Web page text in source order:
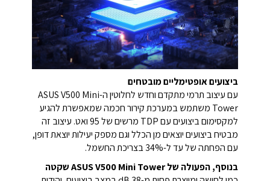
ביצועים אופטימליים מובטחים
עם עיצוב תרמי מתקדם וחדש לחלוטין ה-ASUS V500 Mini
Tower משתמש במערכת קירור חכמה שמאפשרת להגיע
למקסימום ביצועים עם TDP מרשים של 95 ואט. עיצוב זה
מבטיח ביצועים יוצאים מן הכלל וגם מספק יעילות יוצאת דופן,
עם הפחתה של עד ל-34% בצריכת החשמל.
בנוסף, הפעולה של ASUS V500 Mini Tower שקטה